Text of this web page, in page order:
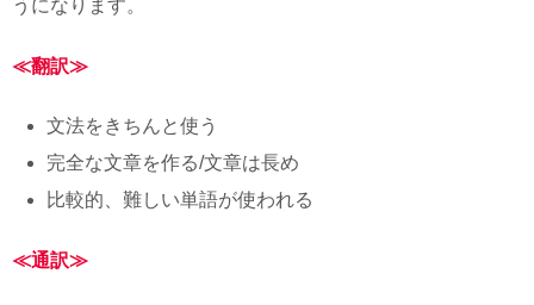
うになります。
≪翻訳≫
文法をきちんと使う
完全な文章を作る/文章は長め
比較的、難しい単語が使われる
≪通訳≫